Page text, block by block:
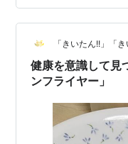
ます。 冷凍惣菜は本
です 「冷凍食品＝体
る人も多いですが、
なり健康的です。 ✔
いる 管理栄養士が監
「きいたん!!」「
健康を意識して見
ンフライヤー」